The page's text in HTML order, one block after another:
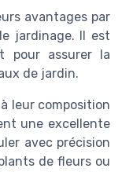
avantages par
jardinage. Il est
pour assurer la
de jardin.
à leur composition
une excellente
avec précision
de fleurs ou